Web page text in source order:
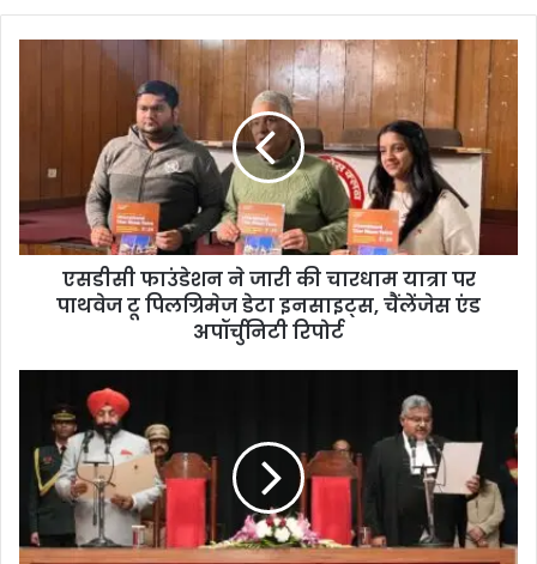
te
एसडीसी फाउंडेशन ने जारी की चारधाम यात्रा पर
पाथवेज टू पिलग्रिमेज डेटा इनसाइट्स, चैंलेंजेस एंड
अपॉर्चुनिटी रिपोर्ट